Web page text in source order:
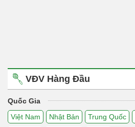
VĐV Hàng Đầu
Quốc Gia
Việt Nam
Nhật Bản Trung Quốc